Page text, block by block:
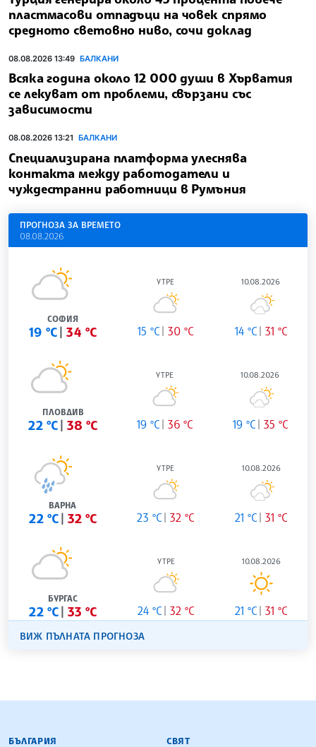
пластмасови отпадъци на човек спрямо
средното световно ниво, сочи доклад
08.08.2026 13:49 БАЛКАНИ
Всяка година около 12 000 души в Хърватия
се лекуват от проблеми, свързани със
зависимости
08.08.2026 13:21 БАЛКАНИ
Специализирана платформа улеснява
контакта между работодатели и
чуждестранни работници в Румъния
ПРОГНОЗА ЗА ВРЕМЕТО
08.08.2026
СОФИЯ
19 °C 34 °C
УТРЕ
15 °C 30 °C
10.08.2026
14 °C 31 °C
ПЛОВДИВ
22 °C 38 °C
УТРЕ
19 °C 36 °C
10.08.2026
19 °C 35 °C
ВАРНА
22 °C 32 °C
УТРЕ
23 °C 32 °C
10.08.2026
21 °C 31 °C
БУРГАС
22 °C 33 °C
УТРЕ
24 °C 32 °C
10.08.2026
21 °C 31 °C
ВИЖ ПЪЛНАТА ПРОГНОЗА
БЪЛГАРСКА ТЕЛЕГРАФНА АГЕНЦИЯ
БЪЛГАРИЯ СВЯТ